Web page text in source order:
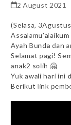
2 August 2021
(Selasa,
Ayah Bunda dan
Selamat pagi!
anak2 solih 🤗
Yuk awali hari ini
Berikut link